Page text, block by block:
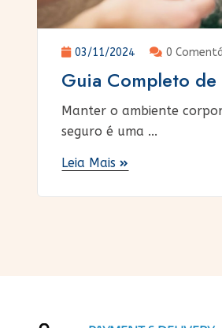
03/11/2024 0
Guia Completo de
Higiene para
Soluções Eficazes
a Limpeza e Saúde
Manter o ambiente
seguro é uma ...
Leia Mais